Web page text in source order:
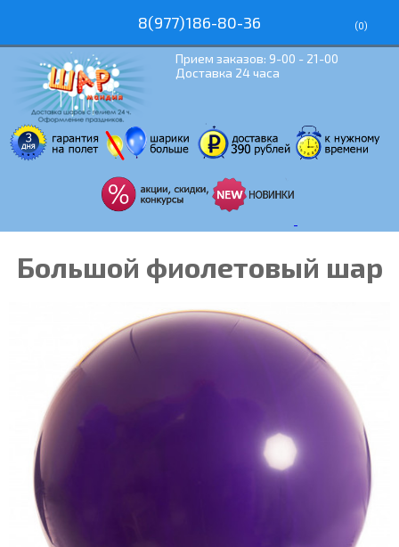
8(977)186-80-36 (0)
Прием заказов: 9-00 - 21-00
Доставка 24 часа
Большой фиолетовый шар